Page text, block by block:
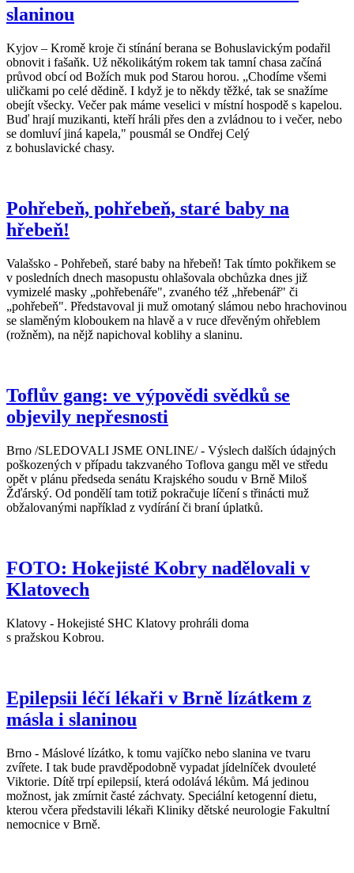
slaninou
Kyjov – Kromě kroje či stínání berana se Bohuslavickým podařil
obnovit i fašaňk. Už několikátým rokem tak tamní chasa začíná
průvod obcí od Božích muk pod Starou horou. „Chodíme všemi
uličkami po celé dědině. I když je to někdy těžké, tak se snažíme
obejít všecky. Večer pak máme veselici v místní hospodě s kapelou.
Buď hrají muzikanti, kteří hráli přes den a zvládnou to i večer, nebo
se domluví jiná kapela," pousmál se Ondřej Celý
z bohuslavické cha­sy.
Pohřebeň, pohřebeň, staré baby na
hřebeň!
Valašsko - Pohřebeň, staré baby na hřebeň! Tak tímto pokřikem se
v posledních dnech masopustu ohlašovala obchůzka dnes již
vymizelé masky „pohřebenáře", zvaného též „hřebenář" či
„pohřebeň". Představoval ji muž omotaný slámou nebo hrachovinou
se slaměným kloboukem na hlavě a v ruce dřevěným ohřeblem
(rožněm), na nějž napichoval koblihy a slaninu.
Toflův gang: ve výpovědi svědků se
objevily nepřesnosti
Brno /SLEDOVALI JSME ONLINE/ - Výslech dalších údajných
poškozených v případu takzvaného Toflova gangu měl ve středu
opět v plánu předseda senátu Krajského soudu v Brně Miloš
Žďárský. Od pondělí tam totiž pokračuje líčení s třinácti muž
obžalovanými například z vydírání či braní úplatků.
FOTO: Hokejisté Kobry nadělovali v
Klatovech
Klatovy - Hokejisté SHC Klatovy prohráli doma
s pražskou Kobrou.
Epilepsii léčí lékaři v Brně lízátkem z
másla i slaninou
Brno - Máslové lízátko, k tomu vajíčko nebo slanina ve tvaru
zvířete. I tak bude pravděpodobně vypadat jídelníček dvouleté
Viktorie. Dítě trpí epilepsií, která odolává lékům. Má jedinou
možnost, jak zmírnit časté záchvaty. Speciální ketogenní dietu,
kterou včera představili lékaři Kliniky dětské neurologie Fakultní
nemocnice v Brně.